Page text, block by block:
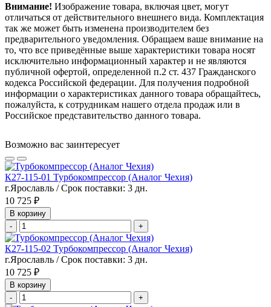
Внимание! Изображение товара, включая цвет, могут
отличаться от действительного внешнего вида. Комплектация
так же может быть изменена производителем без
предварительного уведомления. Обращаем ваше внимание на
то, что все приведённые выше характеристики товара носят
исключительно информационный характер и не являются
публичной офертой, определенной п.2 ст. 437 Гражданского
кодекса Российской федерации. Для получения подробной
информации о характеристиках данного товара обращайтесь,
пожалуйста, к сотрудникам нашего отдела продаж или в
Российское представительство данного товара.
Возможно вас заинтересует
К27-115-01 Турбокомпрессор (Аналог Чехия)
г.Ярославль / Срок поставки: 3 дн.
10 725 ₽
В корзину
-
+
К27-115-02 Турбокомпрессор (Аналог Чехия)
г.Ярославль / Срок поставки: 3 дн.
10 725 ₽
В корзину
-
+